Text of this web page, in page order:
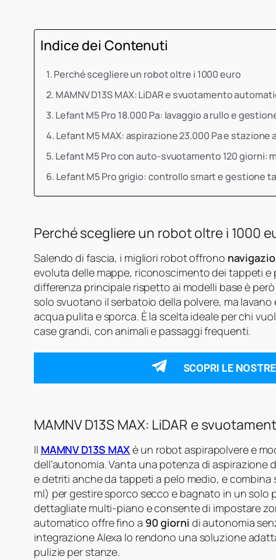
Indice dei Contenuti
Perché scegliere un robot oltre i 1000 euro
MAMNV D13S MAX: LiDAR e svuotamento
Lefant M5 Pro 18.000 Pa: lavaggio a rullo e
Lefant M5 MAX: aspirazione 23.000 Pa e
Lefant M5 Pro con auto-svuotamento 120 giorni:
Lefant M5 Pro grigio: controllo smart e gestione
Perché scegliere un robot oltre i 1000
Salendo di fascia, i migliori robot offrono
evoluta delle mappe, riconoscimento dei tappeti
differenza principale rispetto ai modelli base è
solo svuotano il serbatoio della polvere, ma
acqua pulita e sporca. È la scelta ideale per chi
case grandi, con animali e passaggi frequenti.
SCOPRI LE
MAMNV D13S MAX: LiDAR e
Il MAMNV D13S MAX è un robot aspirapolvere e
dell’autonomia. Vanta una potenza di aspirazione
e detriti anche da tappeti a pelo medio, e
ml) per gestire sporco secco e bagnato in un solo
dettagliate multi-piano e consente di impostare
automatico offre fino a 90 giorni di autonomia
integrazione Alexa lo rendono una soluzione
pulizie per stanze.